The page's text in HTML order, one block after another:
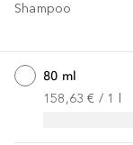
Shampoo
80 ml
158,63 € / 1